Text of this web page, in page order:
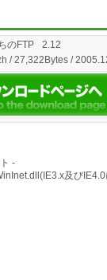
のFTP 2.12
/ 27,322Bytes /
-
及び